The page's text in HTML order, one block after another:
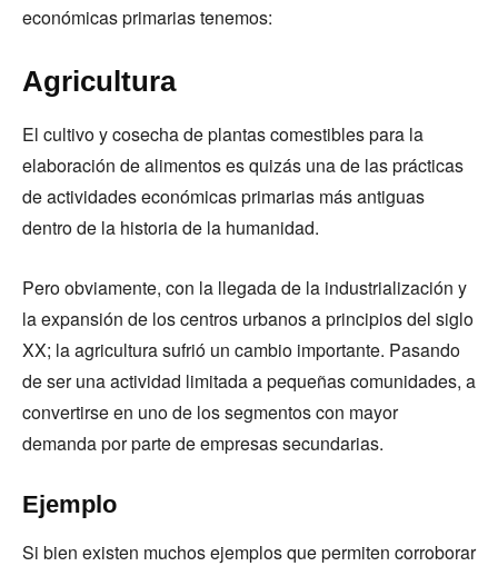
económicas primarias tenemos:
Agricultura
El cultivo y cosecha de plantas comestibles para la
elaboración de alimentos es quizás una de las prácticas
de actividades económicas primarias más antiguas
dentro de la historia de la humanidad.
Pero obviamente, con la llegada de la industrialización y
la expansión de los centros urbanos a principios del siglo
XX; la agricultura sufrió un cambio importante. Pasando
de ser una actividad limitada a pequeñas comunidades, a
convertirse en uno de los segmentos con mayor
demanda por parte de empresas secundarias.
Ejemplo
Si bien existen muchos ejemplos que permiten corroborar